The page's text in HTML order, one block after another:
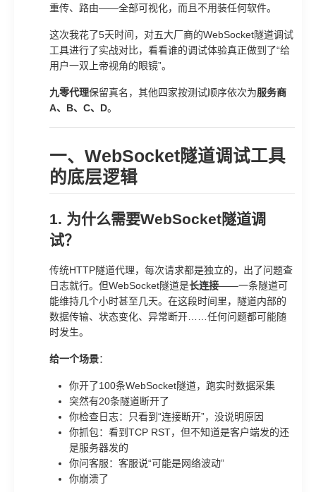
重传、路由——全部可视化，而且不用装任何软件。
这次我花了5天时间，对五大厂商的WebSocket隧道调试
工具进行了实战对比，看看谁的调试体验真正做到了“给
用户一双上帝视角的眼镜”。
九零代理保留真名，其他四家按测试顺序依次为服务商
A、B、C、D。
一、WebSocket隧道调试工具
的底层逻辑
1. 为什么需要WebSocket隧道调
试？
传统HTTP隧道代理，每次请求都是独立的，出了问题查
日志就行。但WebSocket隧道是长连接——一条隧道可
能维持几个小时甚至几天。在这段时间里，隧道内部的
数据传输、状态变化、异常断开……任何问题都可能随
时发生。
给一个场景：
你开了100条WebSocket隧道，跑实时数据采集
突然有20条隧道断开了
你检查日志：只看到“连接断开”，没说明原因
你抓包：看到TCP RST，但不知道是客户端发的还
是服务器发的
你问客服：客服说“可能是网络波动”
你崩溃了